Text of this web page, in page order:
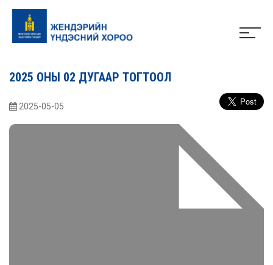
2025 ОНЫ 02 ДУГААР ТОГТООЛ
2025-05-05